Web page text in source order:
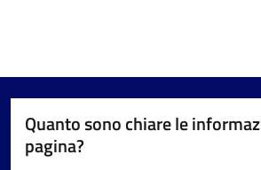
Quanto sono chiare le
pagina?